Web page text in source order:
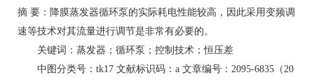
摘 要：降膜蒸发器循环泵的实际耗电性能较高，因此采用变频调
速等技术对其流量进行调节是非常有必要的。
关键词：蒸发器；循环泵；控制技术；恒压差
中图分类号：tk17 文献标识码：a 文章编号：2095-6835（20